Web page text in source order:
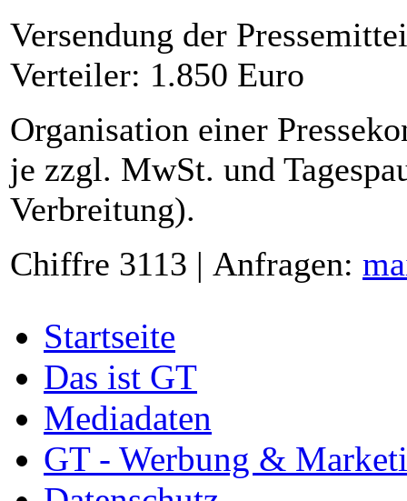
Versendung der
Verteiler: 1.850 Euro
Organisation einer
je zzgl. MwSt. und
Verbreitung).
Chiffre 3113 | Anfragen:
Startseite
Das ist GT
Mediadaten
GT - Werbung &